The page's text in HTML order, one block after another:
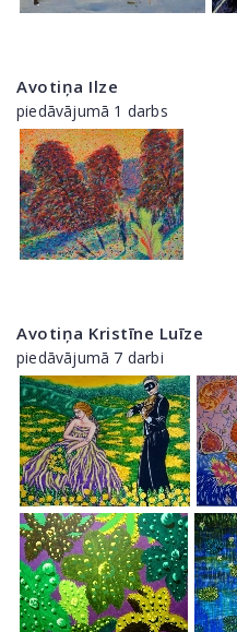
Avotiņa Ilze
piedāvājumā 1 darbs
Avotiņa Kristīne Luīze
piedāvājumā 7 darbi